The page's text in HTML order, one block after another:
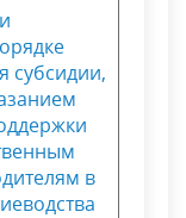
субсидии,
в